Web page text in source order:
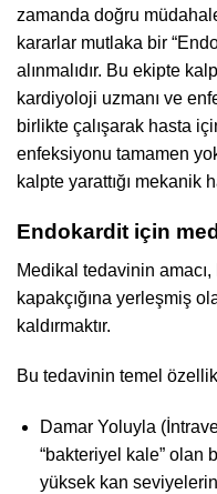
zamanda doğru
kararlar mutlaka bir
alınmalıdır. Bu ekipte
kardiyoloji uzmanı ve
birlikte çalışarak hasta
enfeksiyonu tamamen
kalpte yarattığı mekanik
Endokardit için
Medikal tedavinin
kapakçığına yerleşmiş
kaldırmaktır.
Bu tedavinin temel
Damar Yoluyla
“bakteriyel kale” olan
yüksek kan